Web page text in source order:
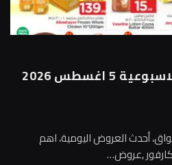
عروض نستو الرياض الاسبوعية 5 اغسطس 2026
أحدث العروض اليومية، اهم
,عروض…